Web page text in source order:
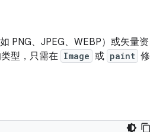
PNG、JPEG、WEBP）或矢量资
型，只需在 Image 或 paint 修